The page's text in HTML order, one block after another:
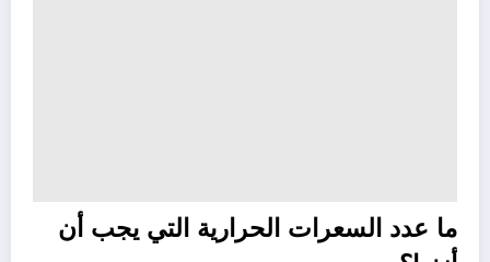
ما عدد السعرات الحرارية التي يجب أن